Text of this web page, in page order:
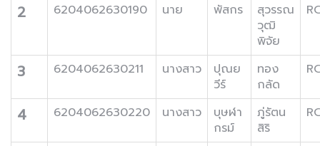
2 6204062630190 นาย พัสกร
สุวรรณ
วุฒิ
พิจัย
3 6204062630211 นางสาว
ปุณย
วีร์
ทอง
กลัด
4 6204062630220 นางสาว
บุษฬา
กรม์
ภู่รัตน
สิริ